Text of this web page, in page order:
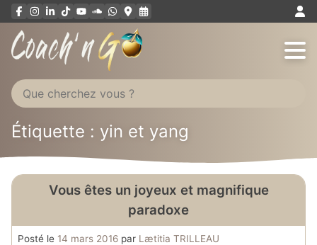
Aller
au
Étiquette : yin et yang
Vous êtes un joyeux et magnifique
paradoxe
Posté le 14 mars 2016 par Lætitia TRILLEAU